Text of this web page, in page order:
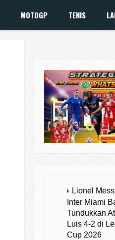
MOTOGP TENIS
Lionel
Inter Miami
Tundukkan
Luis 4-2 di
Cup 2026